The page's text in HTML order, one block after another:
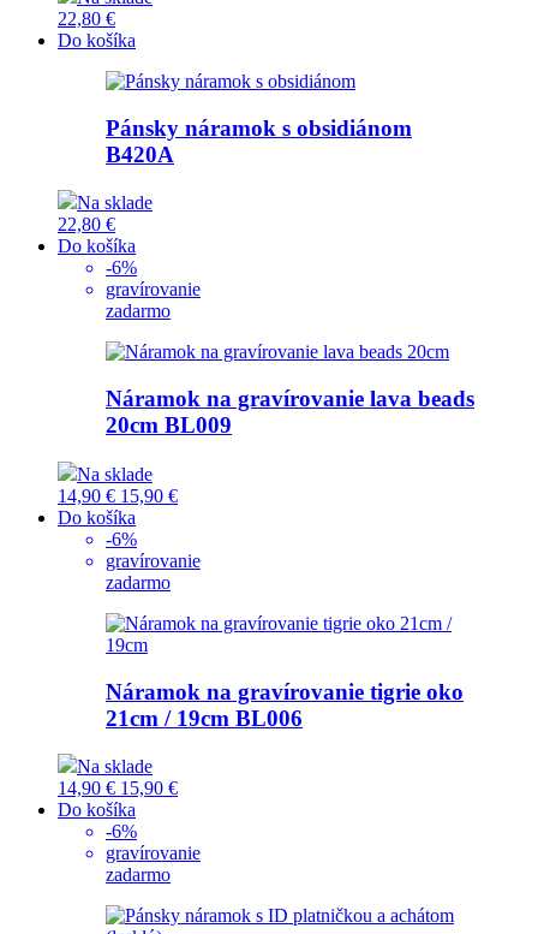
22,80 €
Do košíka
Pánsky náramok s obsidiánom
B420A
Na sklade
22,80 €
Do košíka
-6%
gravírovanie
zadarmo
Náramok na gravírovanie lava beads
20cm BL009
Na sklade
14,90 € 15,90 €
Do košíka
-6%
gravírovanie
zadarmo
Náramok na gravírovanie tigrie oko
21cm / 19cm BL006
Na sklade
14,90 € 15,90 €
Do košíka
-6%
gravírovanie
zadarmo